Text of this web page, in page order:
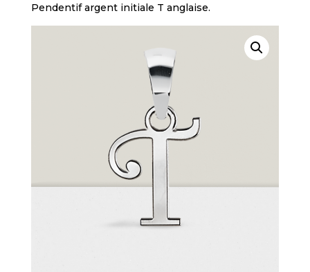
Pendentif argent initiale T anglaise.